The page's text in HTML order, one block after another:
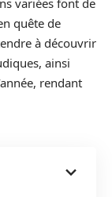
variées font de
quête de
à découvrir
ainsi
rendant